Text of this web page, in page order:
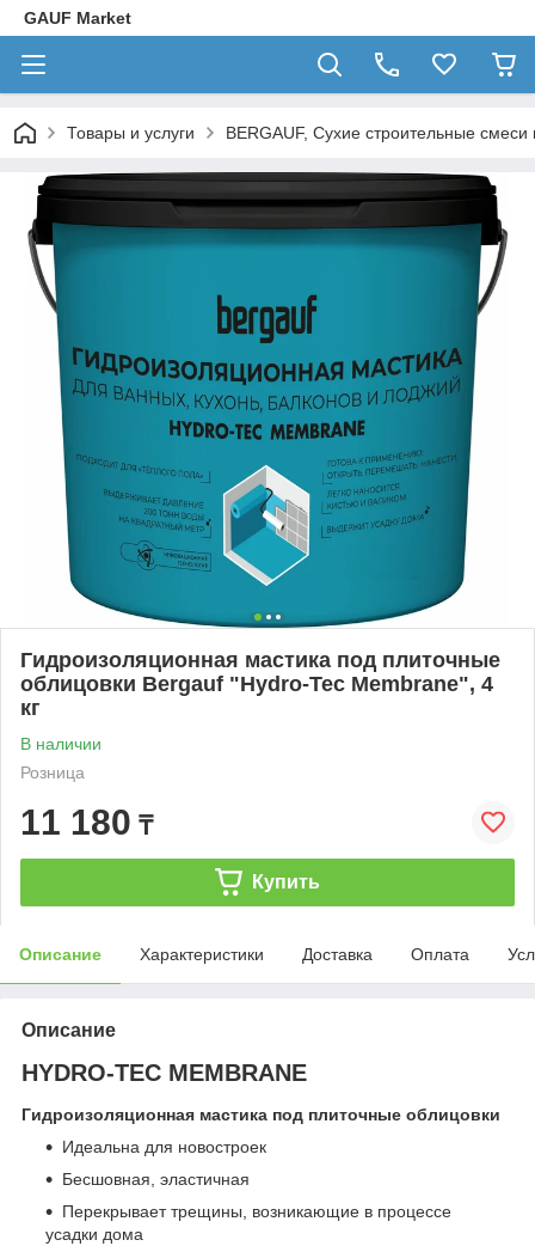
GAUF Market
Товары и услуги BERGAUF, Сухие строительные
Гидроизоляционная мастика под плиточные
облицовки Bergauf "Hydro-Tec Membrane", 4
кг
В наличии
Розница
11 180 ₸
Купить
Описание Характеристики Доставка Оплата
Описание
HYDRO-TEC MEMBRANE
Гидроизоляционная мастика под плиточные облицовки
Идеальна для новостроек
Бесшовная, эластичная
Перекрывает трещины, возникающие в процессе
усадки дома